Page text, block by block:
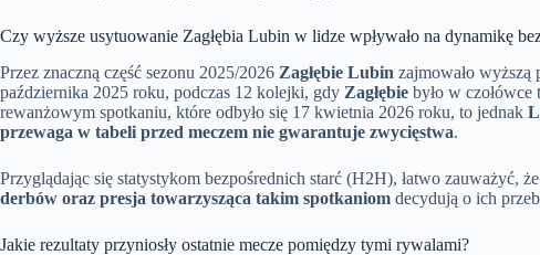
Czy wyższe usytuowanie Zagłębia Lubin w lidze wpływało na dynamikę
Przez znaczną część sezonu 2025/2026 Zagłębie Lubin zajmowało wyższą
października 2025 roku, podczas 12 kolejki, gdy Zagłębie było w czołówce
rewanżowym spotkaniu, które odbyło się 17 kwietnia 2026 roku, to jednak
przewaga w tabeli przed meczem nie gwarantuje zwycięstwa.
Przyglądając się statystykom bezpośrednich starć (H2H), łatwo zauważyć, że
derbów oraz presja towarzysząca takim spotkaniom decydują o ich
Jakie rezultaty przyniosły ostatnie mecze pomiędzy tymi rywalami?